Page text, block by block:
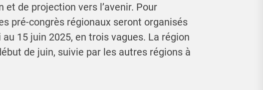
de projection vers l’avenir. Pour
pré-congrès régionaux seront organisés
15 juin 2025, en trois vagues. La région
de juin, suivie par les autres régions à